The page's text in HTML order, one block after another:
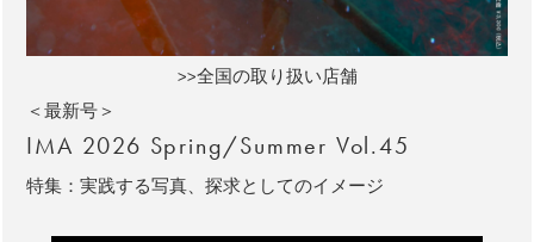
>>全国の取り扱い店舗
＜最新号＞
IMA 2026 Spring/Summer Vol.45
特集：実践する写真、探求としてのイメージ